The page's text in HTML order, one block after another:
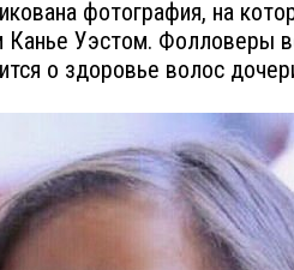
фотография, на
Канье Уэстом. Фолловеры
о здоровье волос